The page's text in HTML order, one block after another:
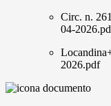
Circ. n.
04-
2026.pdf